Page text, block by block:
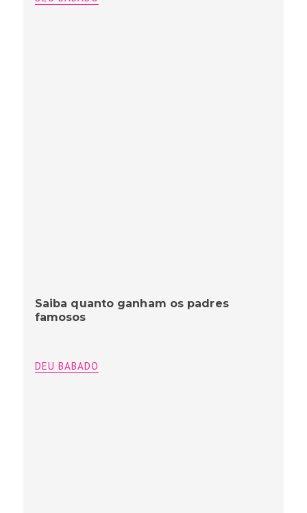
Saiba quanto ganham os padres
famosos
DEU BABADO